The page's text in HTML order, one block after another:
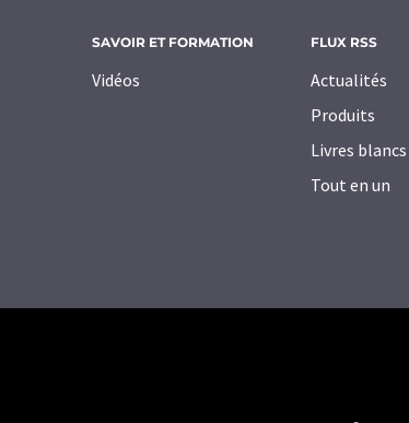
SAVOIR ET FORMATION
Vidéos
FLUX RSS
Actualités
Produits
Livres blancs
Tout en un